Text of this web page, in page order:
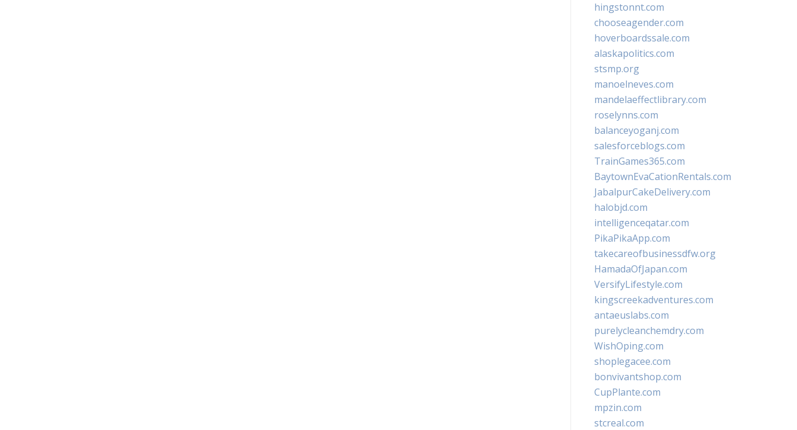
hingstonnt.com
chooseagender.com
hoverboardssale.com
alaskapolitics.com
stsmp.org
manoelneves.com
mandelaeffectlibrary.com
roselynns.com
balanceyoganj.com
salesforceblogs.com
TrainGames365.com
BaytownEvaCationRentals.com
JabalpurCakeDelivery.com
halobjd.com
intelligenceqatar.com
PikaPikaApp.com
takecareofbusinessdfw.org
HamadaOfJapan.com
VersifyLifestyle.com
kingscreekadventures.com
antaeuslabs.com
purelycleanchemdry.com
WishOping.com
shoplegacee.com
bonvivantshop.com
CupPlante.com
mpzin.com
stcreal.com